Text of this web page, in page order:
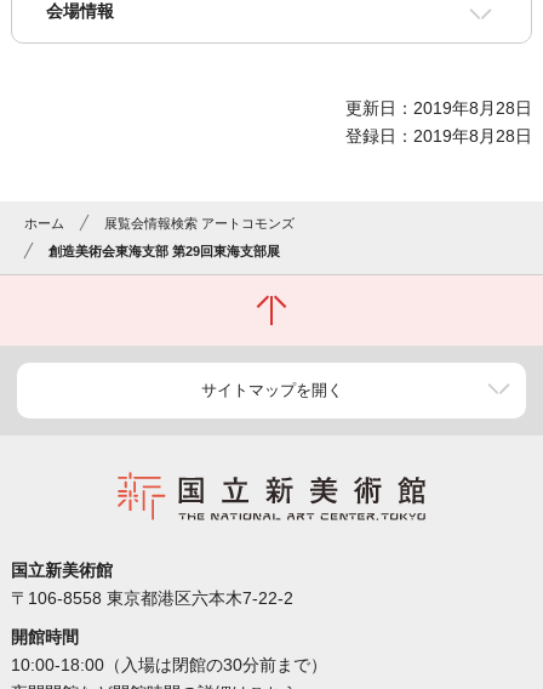
会場情報
更新日：2019年8月28日
登録日：2019年8月28日
ホーム
展覧会情報検索 アートコモンズ
創造美術会東海支部 第29回東海支部展
サイトマップを開く
国立新美術館
〒106-8558 東京都港区六本木7-22-2
開館時間
10:00-18:00（入場は閉館の30分前まで）